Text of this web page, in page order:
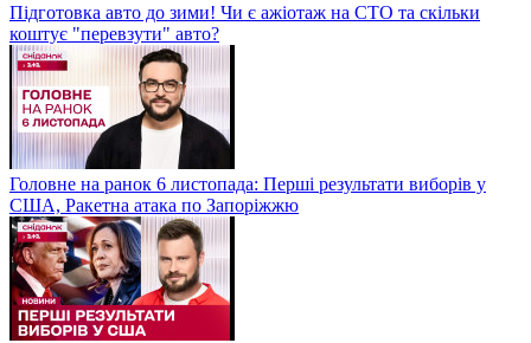
Підготовка авто до зими! Чи є ажіотаж на СТО та скільки
коштує "перевзути" авто?
Головне на ранок 6 листопада: Перші результати виборів у
США, Ракетна атака по Запоріжжю